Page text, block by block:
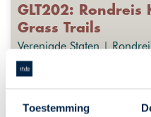
Toestemming
GLT202: Rondreis
Grass Trails
Verenigde Staten |
Deep South USA | 19